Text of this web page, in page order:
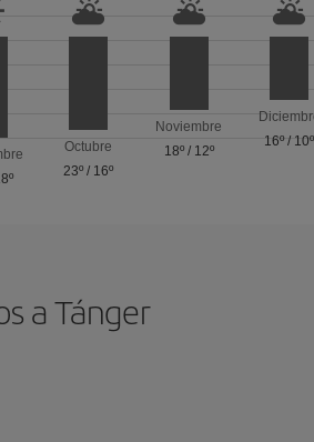
Octubre
23º / 16º
Noviembre
18º/ 12º
16º/ 10º
a Tánger